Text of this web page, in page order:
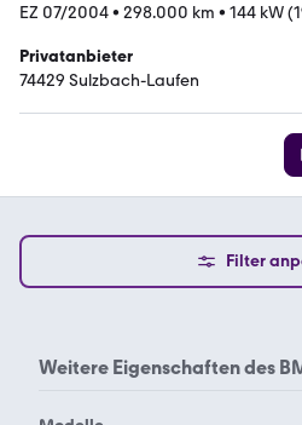
EZ 07/2004• 298.000 km • 144 kW
Privatanbieter
74429 Sulzbach-Laufen
Filter
Weitere Eigenschaften des